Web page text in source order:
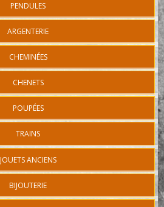
PENDULES
ARGENTERIE
CHEMINÉES
CHENETS
POUPÉES
TRAINS
JOUETS ANCIENS
BIJOUTERIE